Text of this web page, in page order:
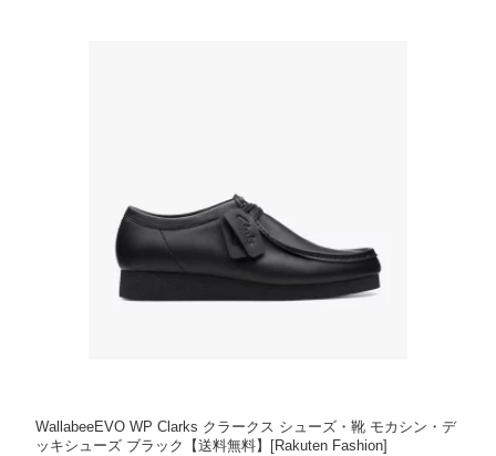
WallabeeEVO WP Clarks クラークス シューズ・靴 モカシン・デ
ッキシューズ ブラック【送料無料】[Rakuten Fashion]